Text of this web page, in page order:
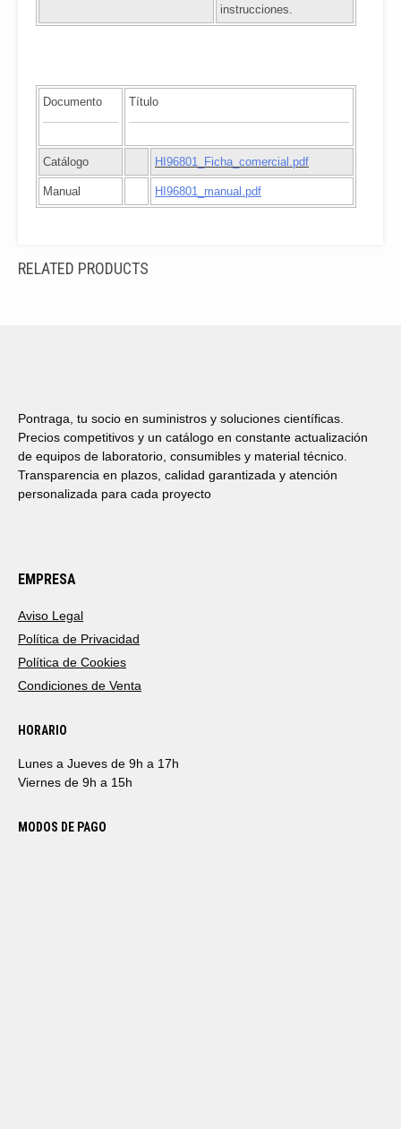
instrucciones.
Documento Título
Catálogo HI96801_Ficha_comercial.pdf
Manual HI96801_manual.pdf
RELATED PRODUCTS
Pontraga, tu socio en suministros y soluciones científicas.
Precios competitivos y un catálogo en constante actualización
de equipos de laboratorio, consumibles y material técnico.
Transparencia en plazos, calidad garantizada y atención
personalizada para cada proyecto
EMPRESA
Aviso Legal
Política de Privacidad
Política de Cookies
Condiciones de Venta
HORARIO
Lunes a Jueves de 9h a 17h
Viernes de 9h a 15h
MODOS DE PAGO